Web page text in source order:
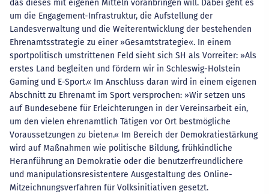
das dieses mit eigenen Mitteln voranbringen will. Dabei geht es
um die Engagement-Infrastruktur, die Aufstellung der
Landesverwaltung und die Weiterentwicklung der bestehenden
Ehrenamtsstrategie zu einer »Gesamtstrategie«. In einem
sportpolitisch umstrittenen Feld sieht sich SH als Vorreiter: »Als
erstes Land begleiten und fördern wir in Schleswig-Holstein
Gaming und E-Sport.« Im Anschluss daran wird in einem eigenen
Abschnitt zu Ehrenamt im Sport versprochen: »Wir setzen uns
auf Bundesebene für Erleichterungen in der Vereinsarbeit ein,
um den vielen ehrenamtlich Tätigen vor Ort bestmögliche
Voraussetzungen zu bieten.« Im Bereich der Demokratiestärkung
wird auf Maßnahmen wie politische Bildung, frühkindliche
Heranführung an Demokratie oder die benutzerfreundlichere
und manipulationsresistentere Ausgestaltung des Online-
Mitzeichnungsverfahren für Volksinitiativen gesetzt.